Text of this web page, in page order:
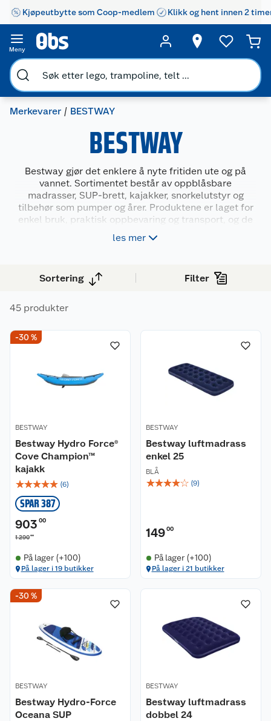
Kjøpeutbytte som Coop-medlem Klikk og hent innen 2
Meny
Merkevarer BESTWAY
BESTWAY
Bestway gjør det enklere å nyte fritiden ute og på
vannet. Sortimentet består av oppblåsbare
madrasser, SUP-brett, kajakker, snorkelutstyr og
tilbehør som pumper og årer. Produktene er laget for
enkel bruk, praktisk oppbevaring og transport, og de
passer både til reise, overnatting og
sommeraktiviteter. Med solide materialer og
bevegelse.
les mer
Sortering Filter
45 produkter
-30 %
BESTWAY
Bestway Hydro Force®
Cove Champion™
kajakk
☆☆☆☆☆ (6)
SPAR 387
903 00
1 29000
På lager (+100)
På lager i 19 butikker
BESTWAY
Bestway luftmadrass
enkel 25
BLÅ
☆☆☆☆☆ (9)
14900
På lager (+100)
På lager i 21 butikker
-30 %
BESTWAY
Bestway Hydro-Force
Oceana SUP
BESTWAY
Bestway luftmadrass
dobbel 24